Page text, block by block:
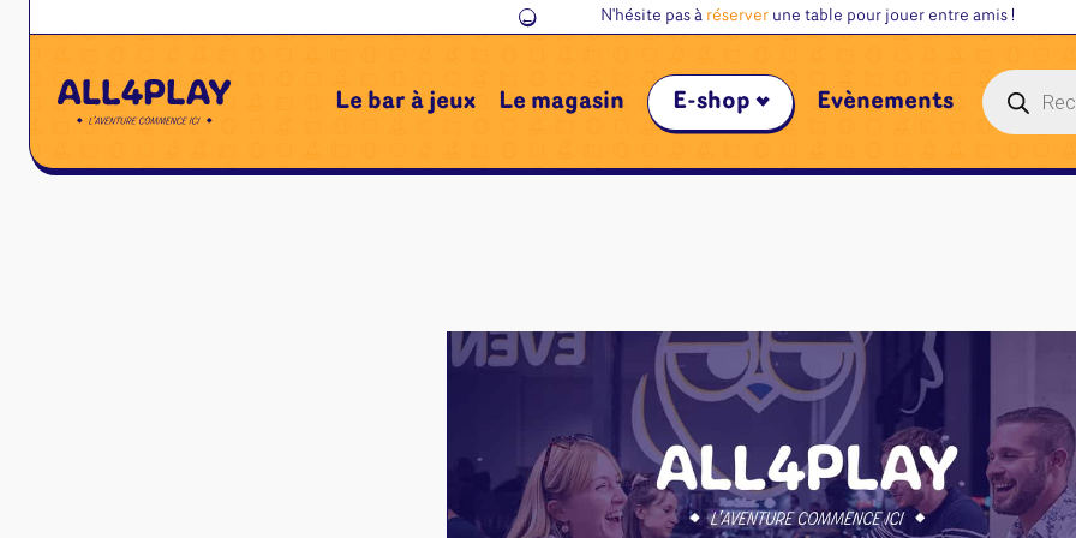
← N'hésite pas à réserverune table pour jouer entre amis !
Le bar à jeux Le magasin E-shop Évènements
Recherche
de
produits